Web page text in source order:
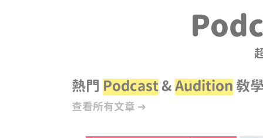
熱門 Podcast& Audition 教
查看所有文章 ➜